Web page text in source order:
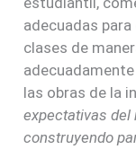
adecuadas
clases de
las obras de la
expectativas del
construyendo